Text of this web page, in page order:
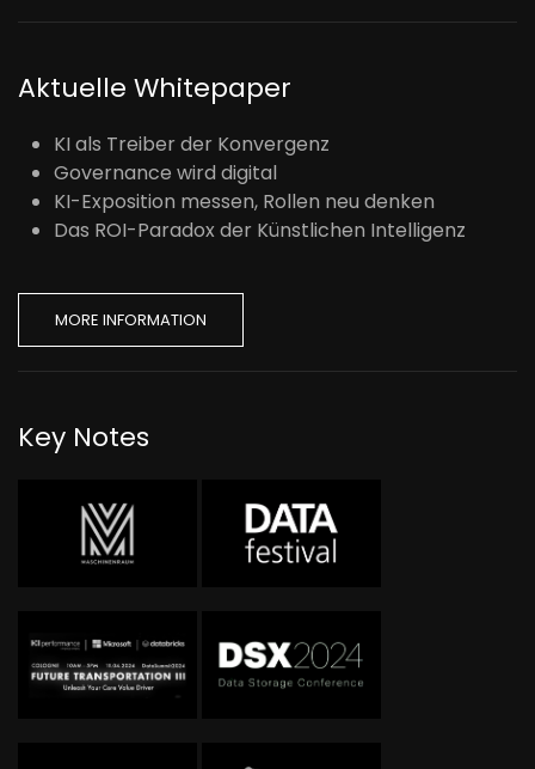
Aktuelle Whitepaper
KI als Treiber der Konvergenz
Governance wird digital
KI-Exposition messen, Rollen neu denken
Das ROI-Paradox der Künstlichen Intelligenz
MORE INFORMATION
Key Notes